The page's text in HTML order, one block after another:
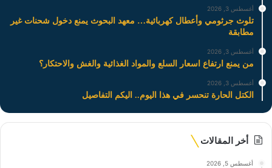
أغسطس 3, 2026
تلوث جرثومي وأعطال كهربائية… معهد البحوث يمنع دخول شحنات غير
مطابقة
أغسطس 3, 2026
من يمنع ارتفاع اسعار السلع والمواد الغذائية والغش والاحتكار؟
أغسطس 3, 2026
الكتل الحارة تنحسر في هذا اليوم.. اليكم التفاصيل
أخر المقالات
أغسطس 5, 2026